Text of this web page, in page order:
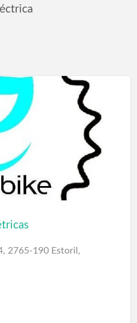
2765-190 Estoril,